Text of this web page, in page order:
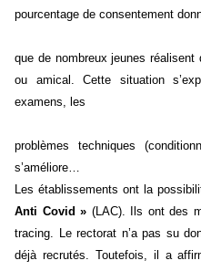
pourcentage de consentement
que de nombreux jeunes
ou amical. Cette situation
examens, les
problèmes techniques
s’améliore…
Les établissements ont la
Anti Covid » (LAC). Ils ont des
tracing. Le rectorat n’a pas su
déjà recrutés. Toutefois, il a